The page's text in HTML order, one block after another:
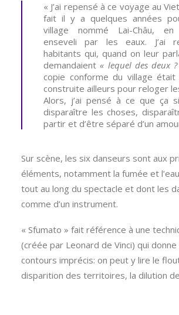
« J’ai repensé à ce voyage au
fait il y a quelques années
village nommé Lai-Châu,
enseveli par les eaux. J’ai
habitants qui, quand on leur
demandaient « lequel des deux
copie conforme du village était
construite ailleurs pour reloger
Alors, j’ai pensé à ce que ça
disparaître les choses,
partir et d’être séparé d’un
Sur scène, les six danseurs sont aux
éléments, notamment la fumée et
tout au long du spectacle et dont les
comme d’un instrument.
« Sfumato » fait référence à une
(créée par Leonard de Vinci) qui
contours imprécis: on peut y lire le
disparition des territoires, la dilution